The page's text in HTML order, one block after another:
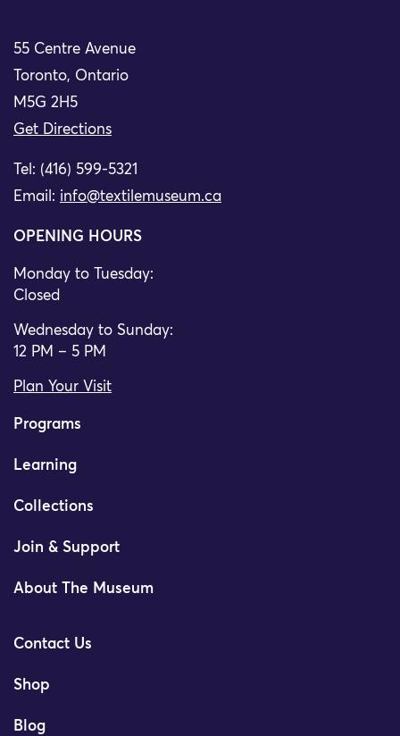
55 Centre Avenue
Toronto, Ontario
M5G 2H5
Get Directions
Tel: (416) 599-5321
Email: info@textilemuseum.ca
OPENING HOURS
Monday to Tuesday:
Closed
Wednesday to Sunday:
12 PM – 5 PM
Plan Your Visit
Programs
Learning
Collections
Join & Support
About The Museum
Contact Us
Shop
Blog